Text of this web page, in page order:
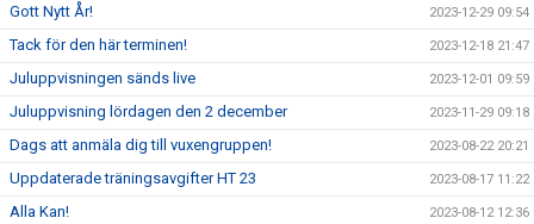
Gott Nytt År! 2023-12-29 09:54
Tack för den här terminen! 2023-12-18 21:47
Juluppvisningen sänds live 2023-12-01 09:59
Juluppvisning lördagen den 2 december 2023-11-29 09:18
Dags att anmäla dig till vuxengruppen! 2023-08-22 20:21
Uppdaterade träningsavgifter HT 23 2023-08-17 11:22
Alla Kan! 2023-08-12 12:36